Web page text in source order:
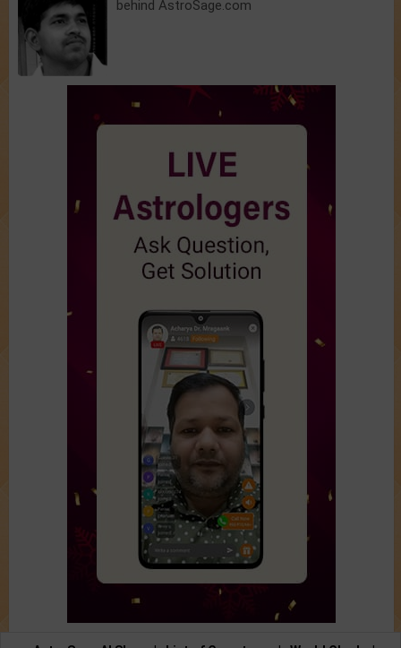
behind AstroSage.com